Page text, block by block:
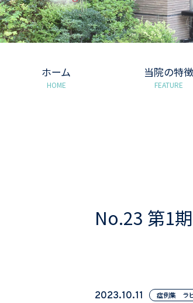
ホーム
HOME
当院の特徴
FEATURE
No.23 第1
2023.10.11 症例集 ラ